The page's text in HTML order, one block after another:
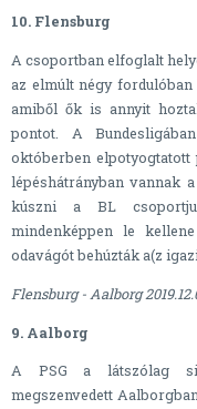
10. Flensburg
A csoportban elfoglalt
az elmúlt négy
amiből ők is annyit
pontot. A
októberben
lépéshátrányban vannak
kúszni a BL
mindenképpen le
odavágót behúzták a(z
Flensburg - Aalborg
9. Aalborg
A PSG a látszólag
megszenvedett